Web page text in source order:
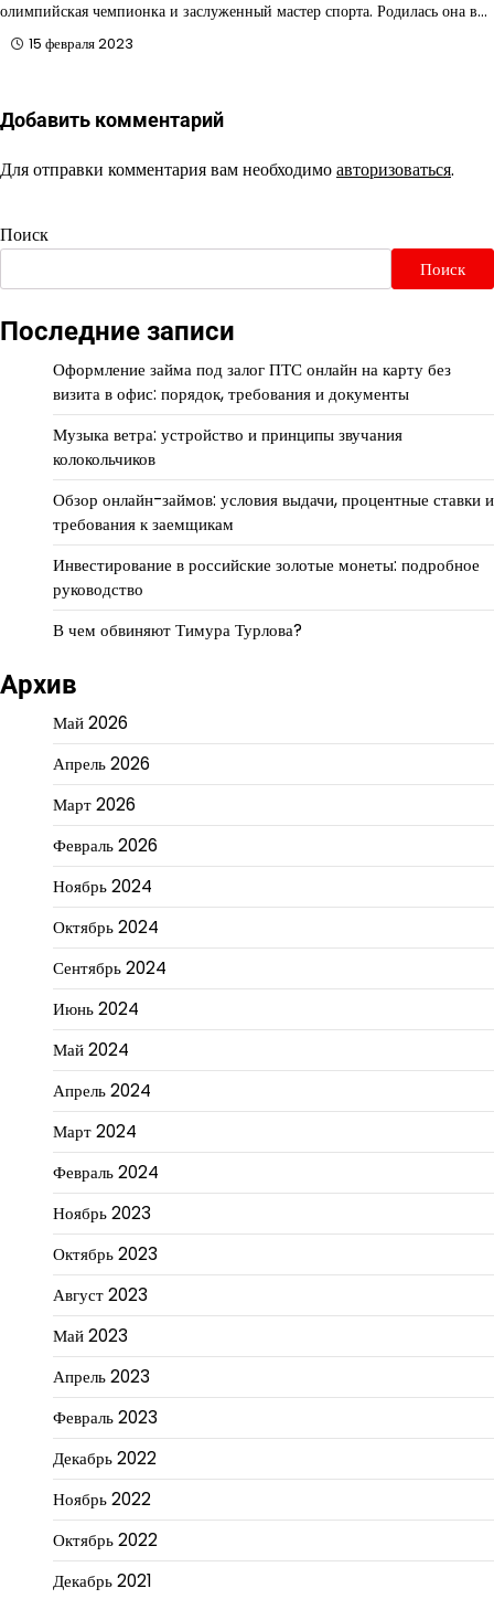
олимпийская чемпионка и заслуженный мастер спорта. Родилась она в…
15 февраля 2023
Добавить комментарий
Для отправки комментария вам необходимоавторизоваться.
Поиск
Поиск
Последние записи
Оформление займа под залог ПТС онлайн на карту без
визита в офис: порядок, требования и документы
Музыка ветра: устройство и принципы звучания
колокольчиков
Обзор онлайн-займов: условия выдачи, процентные ставки и
требования к заемщикам
Инвестирование в российские золотые монеты: подробное
руководство
В чем обвиняют Тимура Турлова?
Архив
Май 2026
Апрель 2026
Март 2026
Февраль 2026
Ноябрь 2024
Октябрь 2024
Сентябрь 2024
Июнь 2024
Май 2024
Апрель 2024
Март 2024
Февраль 2024
Ноябрь 2023
Октябрь 2023
Август 2023
Май 2023
Апрель 2023
Февраль 2023
Декабрь 2022
Ноябрь 2022
Октябрь 2022
Декабрь 2021